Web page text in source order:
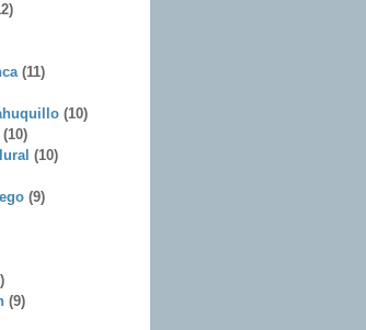
(11)
(10)
(10)
(10)
(9)
(9)